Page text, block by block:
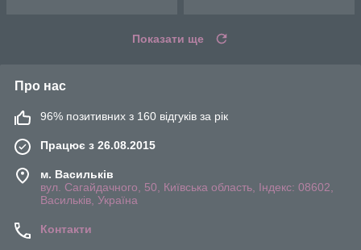
Показати ще
Про нас
96% позитивних з 160 відгуків за рік
Працює з 26.08.2015
м. Васильків
вул. Сагайдачного, 50, Київська область, Індекс: 08602,
Васильків, Україна
Контакти